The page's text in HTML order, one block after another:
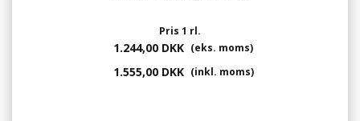
Pris 1 rl.
1.244,00 DKK (eks. moms)
1.555,00 DKK (inkl. moms)